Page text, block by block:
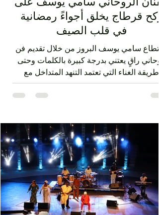
الروحاني سامي يوسف على
ركح قرطاج يخلق أجواءً رمضانية
في قلب الصيف
سامي يوسف البروز من خلال تقديم فن
طريقة الغناء التي تعتمد التنهد المتداخل مع
يوسف ليس متقوقعاً على الهوية الشرقية بل
صوتا منفتحا على العالمية من خلال عناصر
الذين جاؤوا من مشارب وبلدان مختلفة،
نذكر على سبيل المثال مغنياً من إسبانيا 'إسرا
وعازفاً من الصين وعازفي قيثار من فرنسا.
من خلال النغمات التي تأخذ بعداً وتوزيعاً
في بعض ردهات العرض وقد أبدع في هذه
النغما
Mohamed Ali Elhaou
4 days ago
2 min read